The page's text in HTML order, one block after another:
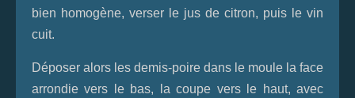
bien homogène, verser le jus de citron, puis le vin
cuit.
Déposer alors les demis-poire dans le moule la face
arrondie vers le bas, la coupe vers le haut, avec